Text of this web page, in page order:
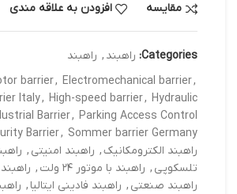
مقایسه افزودن به علاقه مندی
Categories: راهبند , راهبند
barrier, Electromechanical barrier,
Italy, High-speed barrier, Hydraulic
Barrier, Parking Access Control
Barrier, Sommer barrier Germany
راهبند الکترومکانیک, راهبند امنیتی ,
تلسکوپی , راهبند با موتور ۲۴ ولت ,
راهبند صنعتی , راهبند فادینی ایتالیا ,